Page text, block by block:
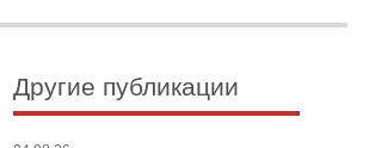
Другие публикации